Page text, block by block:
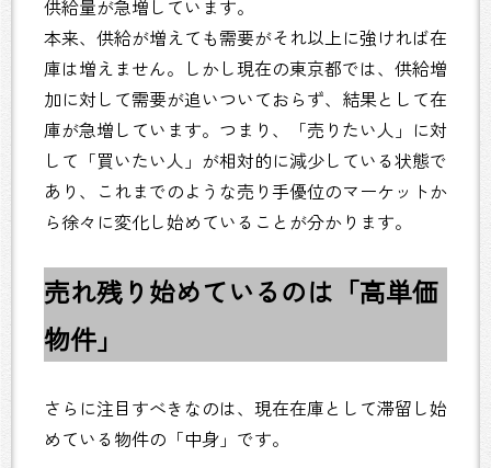
供給量が急増しています。
本来、供給が増えても需要がそれ以上に強ければ在
庫は増えません。しかし現在の東京都では、供給増
加に対して需要が追いついておらず、結果として在
庫が急増しています。つまり、「売りたい人」に対
して「買いたい人」が相対的に減少している状態で
あり、これまでのような売り手優位のマーケットか
ら徐々に変化し始めていることが分かります。
売れ残り始めているのは「高単価
物件」
さらに注目すべきなのは、現在在庫として滞留し始
めている物件の「中身」です。